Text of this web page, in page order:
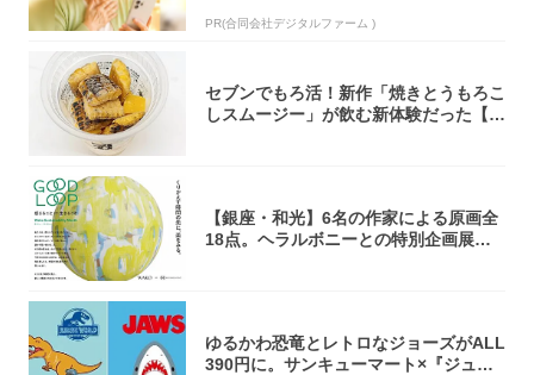
PR(合同会社デジタルファーム )
セブンでもろ活！新作「焼きとうもろこ
しスムージー」が飲む新体験だった【東
【銀座・和光】6名の作家による原画全
18点。ヘラルボニーとの特別企画展「G
ゆるかわ恐竜とレトロなジョーズがALL
390円に。サンキューマート×『ジュラ